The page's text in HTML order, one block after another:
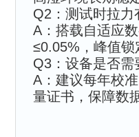
Q2：测试时拉
A：搭载自适应
≤0.05%，峰值
Q3：设备是否
A：建议每年校
量证书，保障数